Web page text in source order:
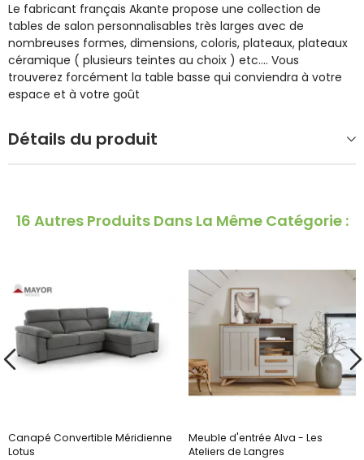
Le fabricant français Akante propose une collection de
tables de salon personnalisables très larges avec de
nombreuses formes, dimensions, coloris, plateaux, plateaux
céramique ( plusieurs teintes au choix ) etc.... Vous
trouverez forcément la table basse qui conviendra à votre
espace et à votre goût
Détails du produit
16 Autres Produits Dans La Même Catégorie :
Canapé Convertible Méridienne
Lotus
Meuble d'entrée Alva - Les
Ateliers de Langres